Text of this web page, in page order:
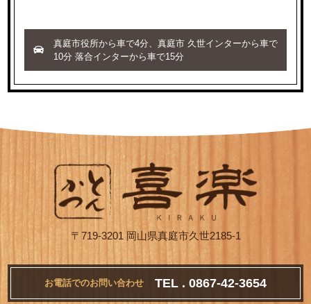
真庭市役所から車で4分、真庭市 久世インターから車で
10分 落合インターから車で15分
〒719-3201 岡山県真庭市久世2185-1
お電話でのお問い合わせ TEL . 0867-42-3654